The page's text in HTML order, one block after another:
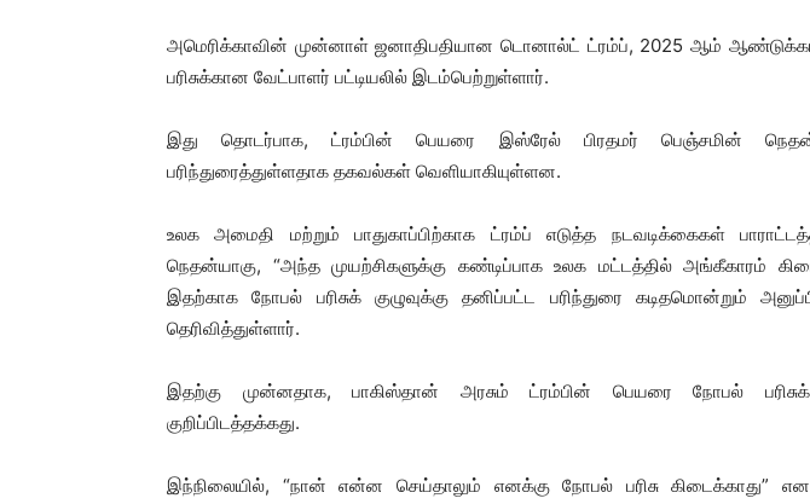
அமெரிக்காவின் முன்னாள் ஜனாதிபதியான டொனால்ட் ட்ரம்ப், 2025 ஆம்
பரிசுக்கான வேட்பாளர் பட்டியலில் இடம்பெற்றுள்ளார்.
இது தொடர்பாக, ட்ரம்பின் பெயரை இஸ்ரேல் பிரதமர் பெஞ்சமின்
பரிந்துரைத்துள்ளதாக தகவல்கள் வெளியாகியுள்ளன.
உலக அமைதி மற்றும் பாதுகாப்பிற்காக ட்ரம்ப் எடுத்த நடவடிக்கைகள்
நெதன்யாகு, “அந்த முயற்சிகளுக்கு கண்டிப்பாக உலக மட்டத்தில் அங்கீகாரம்
இதற்காக நோபல் பரிசுக் குழுவுக்கு தனிப்பட்ட பரிந்துரை கடிதமொன்றும்
தெரிவித்துள்ளார்.
இதற்கு முன்னதாக, பாகிஸ்தான் அரசும் ட்ரம்பின் பெயரை நோபல்
குறிப்பிடத்தக்கது.
இந்நிலையில், “நான் என்ன செய்தாலும் எனக்கு நோபல் பரிசு கிடைக்காது”